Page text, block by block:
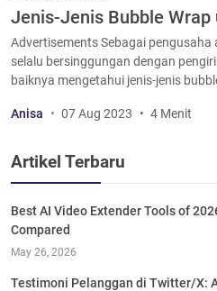
Jenis-Jenis Bubble
Advertisements Sebagai pengusaha
selalu bersinggungan dengan
baiknya mengetahui jenis-jenis
Anisa 07 Aug 2023 4 Menit
Artikel Terbaru
Best AI Video Extender Tools of
Compared
May 26, 2026
Testimoni Pelanggan di Twitter/X: